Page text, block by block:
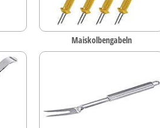
Maiskolbengabeln